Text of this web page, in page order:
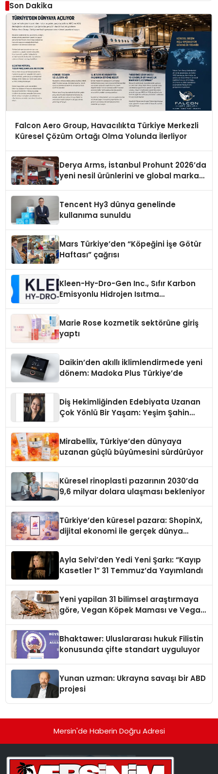
Son Dakika
Falcon Aero Group, Havacılıkta Türkiye Merkezli
Küresel Çözüm Ortağı Olma Yolunda İlerliyor
Derya Arms, İstanbul Prohunt 2026’da
yeni nesil ürünlerini ve global marka
Tencent Hy3 dünya genelinde
kullanıma sunuldu
Mars Türkiye’den “Köpeğini İşe Götür
Haftası” çağrısı
Kleen-Hy-Dro-Gen Inc., Sıfır Karbon
Emisyonlu Hidrojen Isıtma
Marie Rose kozmetik sektörüne giriş
yaptı
Daikin’den akıllı iklimlendirmede yeni
dönem: Madoka Plus Türkiye’de
Diş Hekimliğinden Edebiyata Uzanan
Çok Yönlü Bir Yaşam: Yeşim Şahin
Mirabellix, Türkiye’den dünyaya
uzanan güçlü büyümesini sürdürüyor
Küresel rinoplasti pazarının 2030’da
9,6 milyar dolara ulaşması bekleniyor
Türkiye’den küresel pazara: ShopinX,
dijital ekonomi ile gerçek dünya
Ayla Selvi’den Yedi Yeni Şarkı: “Kayıp
Kasetler 1” 31 Temmuz’da Yayımlandı
Yeni yapilan 31 bilimsel araştırmaya
göre, Vegan Köpek Maması ve Vegan
Bhaktawer: Uluslararası hukuk Filistin
konusunda çifte standart uyguluyor
Yunan uzman: Ukrayna savaşı bir ABD
projesi
Mersin'de Haberin Doğru Adresi